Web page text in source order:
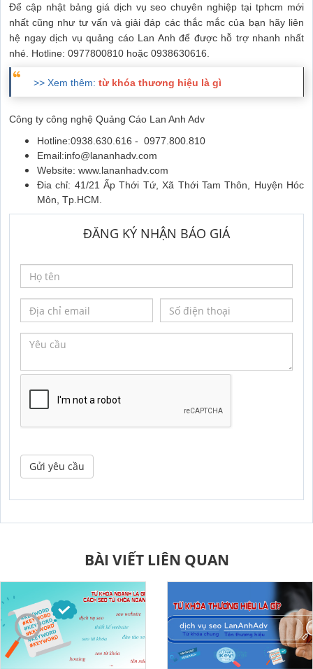
Để cập nhật bảng giá dịch vụ seo chuyên nghiệp tại tphcm mới
nhất cũng như tư vấn và giải đáp các thắc mắc của bạn hãy liên
hệ ngay dịch vụ quảng cáo Lan Anh để được hỗ trợ nhanh nhất
nhé. Hotline: 0977800810 hoặc 0938630616.
>> Xem thêm: từ khóa thương hiệu là gì
Công ty công nghệ Quảng Cáo Lan Anh Adv
Hotline:0938.630.616 - 0977.800.810
Email:info@lananhadv.com
Website: www.lananhadv.com
Đia chỉ: 41/21 Ấp Thới Tứ, Xã Thới Tam Thôn, Huyện Hóc
Môn, Tp.HCM.
ĐĂNG KÝ NHẬN BÁO GIÁ
Gửi yêu cầu
BÀI VIẾT LIÊN QUAN